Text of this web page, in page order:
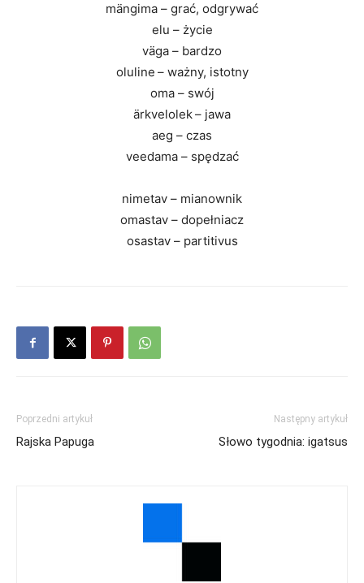
mängima – grać, odgrywać
elu – życie
väga – bardzo
oluline – ważny, istotny
oma – swój
ärkvelolek– jawa
aeg – czas
veedama – spędzać
nimetav – mianownik
omastav – dopełniacz
osastav – partitivus
Poprzedni artykuł
Rajska Papuga
Następny artykuł
Słowo tygodnia: igatsus